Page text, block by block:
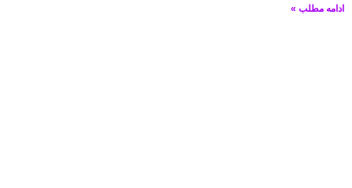
ادامه مطلب »